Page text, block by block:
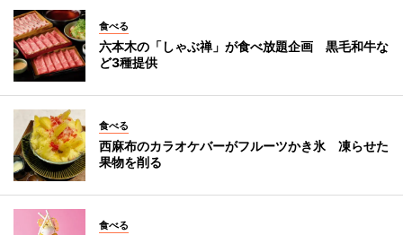
食べる
六本木の「しゃぶ禅」が食べ放題企画 黒毛和牛な
ど3種提供
食べる
西麻布のカラオケバーがフルーツかき氷 凍らせた
果物を削る
食べる